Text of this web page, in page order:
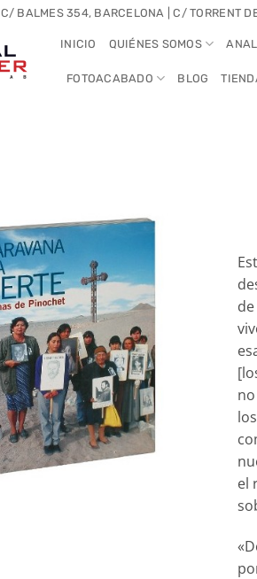
C/ BALMES 354, BARCELONA | C/ TORRENT
INICIO QUIÉNES SOMOS
FOTOACABADO BLOG
el